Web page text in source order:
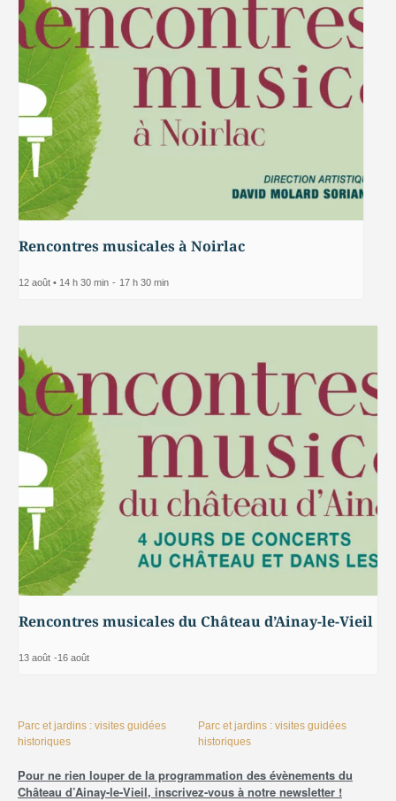
Rencontres musicales à Noirlac
12 août • 14 h 30 min - 17 h 30 min
Rencontres musicales du Château d’Ainay-le-Vieil
13 août -16 août
Parc et jardins : visites guidées
historiques
Parc et jardins : visites guidées
historiques
Pour ne rien louper de la programmation des évènements du
Château d’Ainay-le-Vieil, inscrivez-vous à notre newsletter !